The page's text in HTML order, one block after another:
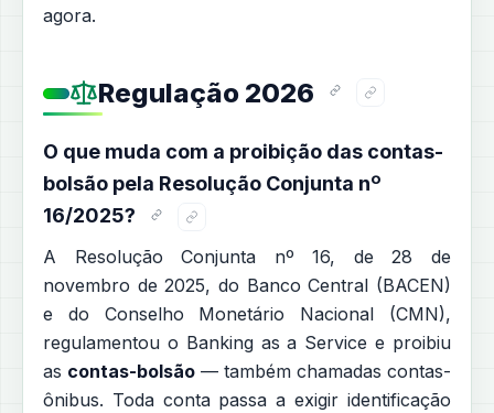
agora.
Regulação 2026
O que muda com a proibição das contas-
bolsão pela Resolução Conjunta nº
16/2025?
A Resolução Conjunta nº 16, de 28 de
novembro de 2025, do Banco Central (BACEN)
e do Conselho Monetário Nacional (CMN),
regulamentou o Banking as a Service e proibiu
as contas-bolsão — também chamadas contas-
ônibus. Toda conta passa a exigir identificação